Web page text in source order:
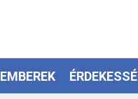
EMBEREK